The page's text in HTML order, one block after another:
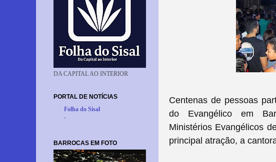
Centenas de pessoas
do Evangélico em
Ministérios Evangélicos
principal atração, a
DA CAPITAL AO INTERIOR
PORTAL DE NOTÍCIAS
Folha do Sisal
-
BARROCAS EM FOTO